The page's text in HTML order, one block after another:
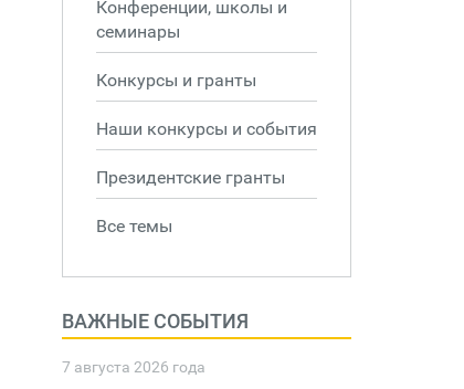
Конференции, школы и
семинары
Конкурсы и гранты
Наши конкурсы и события
Президентские гранты
Все темы
ВАЖНЫЕ СОБЫТИЯ
7 августа 2026 года